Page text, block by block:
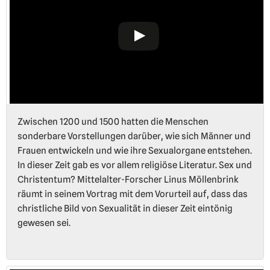
Zwischen 1200 und 1500 hatten die Menschen
sonderbare Vorstellungen darüber, wie sich Männer und
Frauen entwickeln und wie ihre Sexualorgane entstehen.
In dieser Zeit gab es vor allem religiöse Literatur. Sex und
Christentum? Mittelalter-Forscher Linus Möllenbrink
räumt in seinem Vortrag mit dem Vorurteil auf, dass das
christliche Bild von Sexualität in dieser Zeit eintönig
gewesen sei.